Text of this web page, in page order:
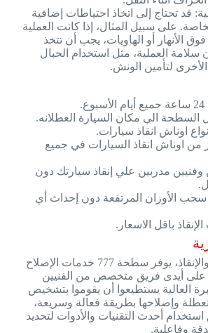
قد تحتاج إلى اتخاذ احتياطات إضافية
على سبيل المثال، إذا كانت العملية
الأنهار أو الهاويات، يجب أن تتخذ
سلامة العملية، مثل استخدام الحبال
الأخرى لتأمين الونش.
الي مكان السيارة العطلانه.
اوناش انقاذ سيارات.
اوناش انقاذ السيارات في جميع
وفنيين مدربين علي إنقاذ سيارتك دون
سحب الأوزان المرتفعة دون إحداث أي
باقل الاسعار.
بالإضافة إلى النقل والإنقاذ، يوفر سطحة 777 خدمات الإصلاح
على أيدى فريق متخصص من الفنيين
العالية يستطيعوا أن يقوموا بتشخيص
وإصلاحها بطريقة فعالة وسريعة،
أحدث التقنيات والأدوات لتحديد
وفاعلية.